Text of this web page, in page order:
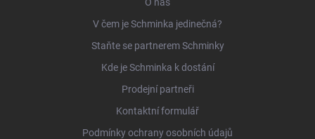
V čem je Schminka jedinečná?
Staňte se partnerem Schminky
Kde je Schminka k dostání
Prodejní partneři
Kontaktní formulář
Podmínky ochrany osobních údajů